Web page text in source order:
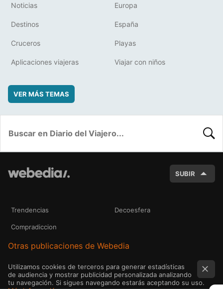
Noticias Europa
Destinos España
Cruceros Playas
Aplicaciones viajeras Viajar con niños
VER MÁS TEMAS
SUBIR
Trendencias Decoesfera
Compradiccion
Otras publicaciones de Webedia
Utilizamos cookies de terceros para generar estadísticas
de audiencia y mostrar publicidad personalizada analizando
tu navegación. Si sigues navegando estarás aceptando su uso.